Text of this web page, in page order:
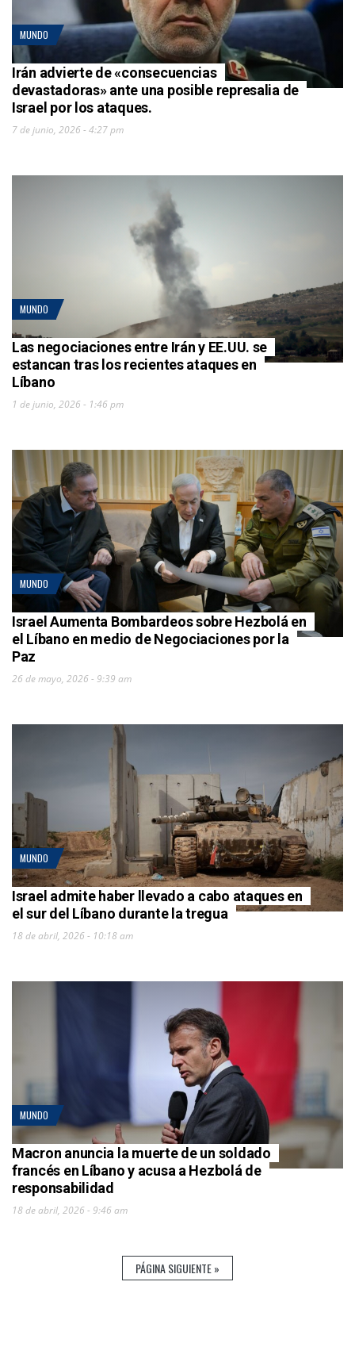
MUNDO
Irán advierte de «consecuencias
devastadoras» ante una posible represalia de
Israel por los ataques.
7 de junio, 2026 - 4:27 pm
MUNDO
Las negociaciones entre Irán y EE.UU. se
estancan tras los recientes ataques en
Líbano
1 de junio, 2026 - 1:46 pm
MUNDO
Israel Aumenta Bombardeos sobre Hezbolá en
el Líbano en medio de Negociaciones por la
Paz
26 de mayo, 2026 - 9:39 am
MUNDO
Israel admite haber llevado a cabo ataques en
el sur del Líbano durante la tregua
18 de abril, 2026 - 10:18 am
MUNDO
Macron anuncia la muerte de un soldado
francés en Líbano y acusa a Hezbolá de
responsabilidad
18 de abril, 2026 - 9:46 am
PÁGINA SIGUIENTE »